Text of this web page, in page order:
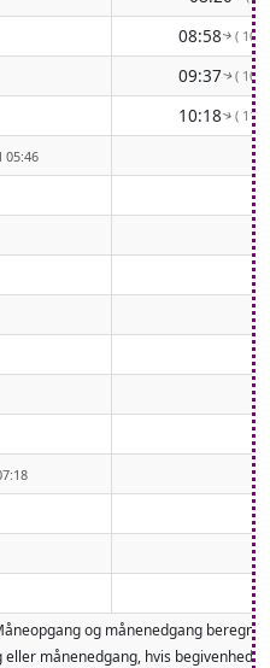
08:58↑(
09:37↑(
10:18↑(
05:46
og månenedgang
månenedgang, hvis